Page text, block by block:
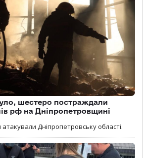
шестеро постраждали
рф на Дніпропетровщині
атакували Дніпропетровську області.